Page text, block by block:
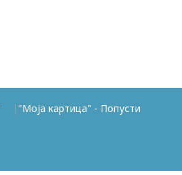
"Моја картица" - Попусти